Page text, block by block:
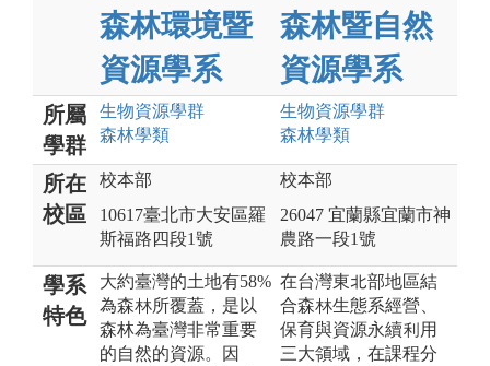
森林環境暨
資源學系
森林暨自然
資源學系
所屬
學群
生物資源學群
森林學類
生物資源學群
森林學類
所在
校區
校本部
10617臺北市大安區羅
斯福路四段1號
校本部
26047 宜蘭縣宜蘭市神
農路一段1號
學系
特色
大約臺灣的土地有58%
為森林所覆蓋，是以
森林為臺灣非常重要
的自然的資源。因
在台灣東北部地區結
合森林生態系經營、
保育與資源永續利用
三大領域，在課程分